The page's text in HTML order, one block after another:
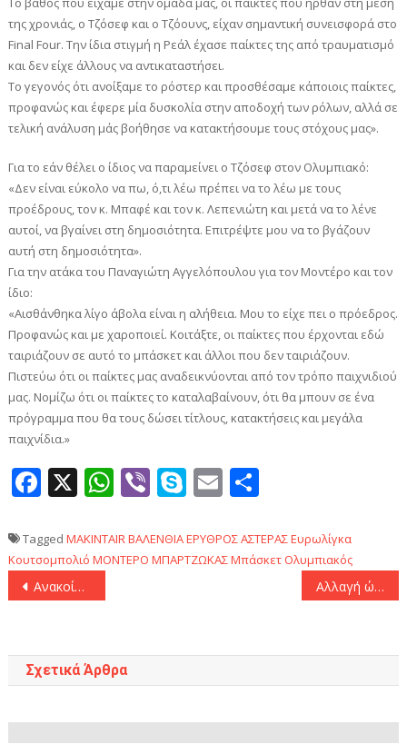
της χρονιάς, ο Τζόσεφ και ο Τζόουνς, είχαν σημαντική συνεισφορά στο
Final Four. Την ίδια στιγμή η Ρεάλ έχασε παίκτες της από τραυματισμό
και δεν είχε άλλους να αντικαταστήσει.
Το γεγονός ότι ανοίξαμε το ρόστερ και προσθέσαμε κάποιοις παίκτες,
προφανώς και έφερε μία δυσκολία στην αποδοχή των ρόλων, αλλά σε
τελική ανάλυση μάς βοήθησε να κατακτήσουμε τους στόχους μας».
Για το εάν θέλει ο ίδιος να παραμείνει ο Τζόσεφ στον Ολυμπιακό:
«Δεν είναι εύκολο να πω, ό,τι λέω πρέπει να το λέω με τους
προέδρους, τον κ. Μπαφέ και τον κ. Λεπενιώτη και μετά να το λένε
αυτοί, να βγαίνει στη δημοσιότητα. Επιτρέψτε μου να το βγάζουν
αυτή στη δημοσιότητα».
Για την ατάκα του Παναγιώτη Αγγελόπουλου για τον Μοντέρο και τον
ίδιο:
«Αισθάνθηκα λίγο άβολα είναι η αλήθεια. Μου το είχε πει ο πρόεδρος.
Προφανώς και με χαροποιεί. Κοιτάξτε, οι παίκτες που έρχονται εδώ
ταιριάζουν σε αυτό το μπάσκετ και άλλοι που δεν ταιριάζουν.
Πιστεύω ότι οι παίκτες μας αναδεικνύονται από τον τρόπο παιχνιδιού
μας. Νομίζω ότι οι παίκτες το καταλαβαίνουν, ότι θα μπουν σε ένα
πρόγραμμα που θα τους δώσει τίτλους, κατακτήσεις και μεγάλα
παιχνίδια.»
Facebook
X WhatsApp
ViberSkype
Email
Tagged MAKINTAIRΒΑΛΕΝΘΙΑΕΡΥΘΡΟΣ ΑΣΤΕΡΑΣΕυρωλίγκα
Κουτσομπολιό ΜΟΝΤΕΡΟ ΜΠΑΡΤΖΩΚΑΣΜπάσκετ Ολυμπιακός
Πλοήγηση
Ανακοίνωσε τον Μοντέρο αποκαλύπτοντας τη μία του φανέλα ο Ολυμπιακός! Αλλαγή ώρας στο φιλικό του Ολυμπιακού με τη Λέουβεν
Σχετικά Άρθρα